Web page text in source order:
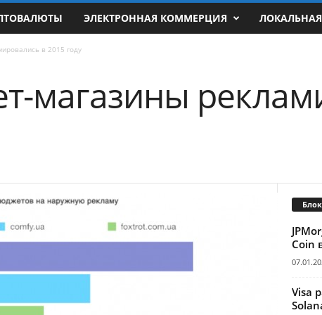
ЭЛЕКТРОННАЯ КОММЕРЦИЯ
в 2015 году
магазины
Coin
Visa